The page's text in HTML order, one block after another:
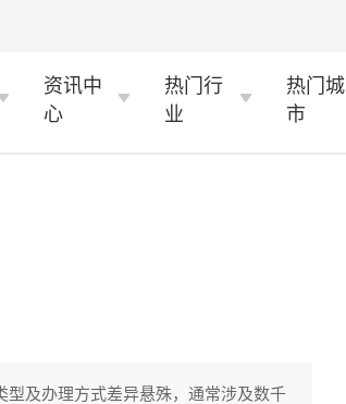
资讯中
心
热门行
业
热门城
市
型及办理方式差异悬殊，通常涉及数千